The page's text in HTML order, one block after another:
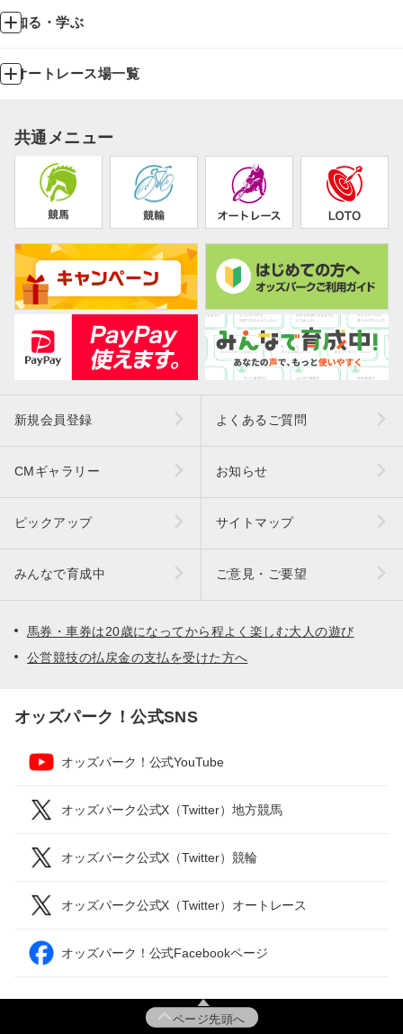
知る・学ぶ
オートレース場一覧
共通メニュー
新規会員登録 よくあるご質問
CMギャラリー お知らせ
ピックアップ サイトマップ
みんなで育成中 ご意見・ご要望
馬券・車券は20歳になってから程よく楽しむ大人の遊び
公営競技の払戻金の支払を受けた方へ
オッズパーク！公式SNS
オッズパーク！公式YouTube
オッズパーク公式X（Twitter）地方競馬
オッズパーク公式X（Twitter）競輪
オッズパーク公式X（Twitter）オートレース
オッズパーク！公式Facebookページ
ページ先頭へ